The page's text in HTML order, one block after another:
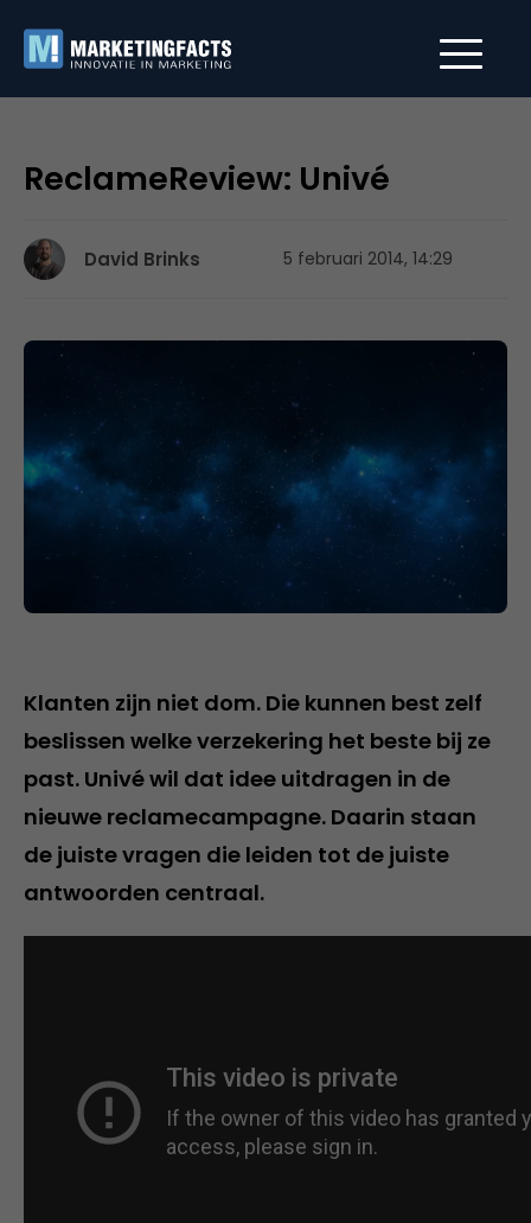
ReclameReview: Univé
David Brinks 5 februari 2014, 14:29
Klanten zijn niet dom. Die kunnen best zelf
beslissen welke verzekering het beste bij ze
past. Univé wil dat idee uitdragen in de
nieuwe reclamecampagne. Daarin staan
de juiste vragen die leiden tot de juiste
antwoorden centraal.